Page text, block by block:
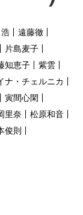
遠藤徹
片島麦子
知恵子
紫雲
ナ・チェルニカ
寅間心閑
里奈
松原和音
俊則